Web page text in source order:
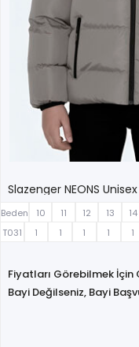
Beden 10 11 12 13 14
T031
1 1 1 1 1
Fiyatları Görebilmek İçin
Bayi Değilseniz, Bayi